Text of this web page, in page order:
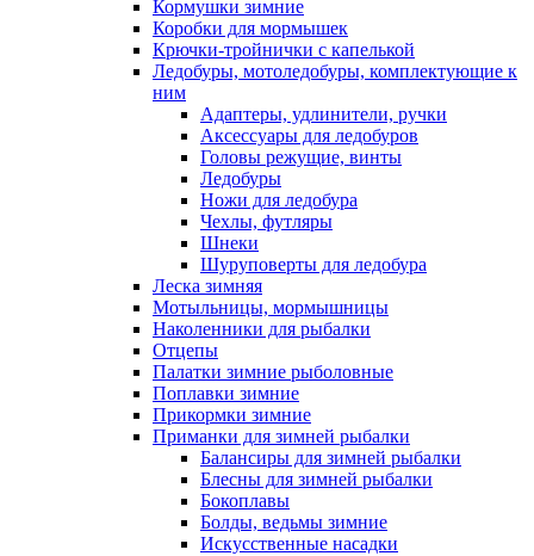
Кормушки зимние
Коробки для мормышек
Крючки-тройнички с капелькой
Ледобуры, мотоледобуры, комплектующие к
ним
Адаптеры, удлинители, ручки
Аксессуары для ледобуров
Головы режущие, винты
Ледобуры
Ножи для ледобура
Чехлы, футляры
Шнеки
Шуруповерты для ледобура
Леска зимняя
Мотыльницы, мормышницы
Наколенники для рыбалки
Отцепы
Палатки зимние рыболовные
Поплавки зимние
Прикормки зимние
Приманки для зимней рыбалки
Балансиры для зимней рыбалки
Блесны для зимней рыбалки
Бокоплавы
Болды, ведьмы зимние
Искусственные насадки